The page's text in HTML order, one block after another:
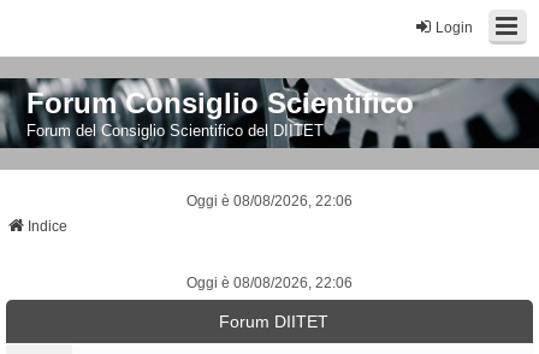
Login
Forum Consiglio Scientifico
Forum del Consiglio Scientifico del DIITET
Oggi è 08/08/2026, 22:06
Indice
Oggi è 08/08/2026, 22:06
Forum DIITET